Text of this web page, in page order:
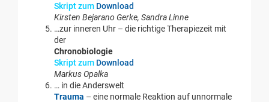
Skript zum Download
Kirsten Bejarano Gerke, Sandra Linne
…zur inneren Uhr – die richtige Therapiezeit mit
der
Chronobiologie
Skript zum Download
Markus Opalka
… in die Anderswelt
Trauma – eine normale Reaktion auf unnormale